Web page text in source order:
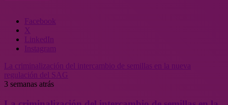
Facebook
X
LinkedIn
Instagram
La criminalización del intercambio de semillas en la nueva
regulación del SAG
3 semanas atrás